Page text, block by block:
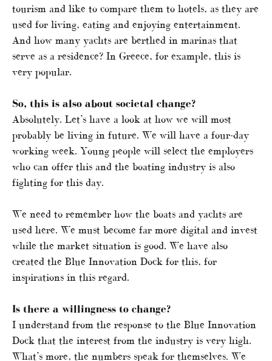
tourism and like to compare them to hotels, as they are
used for living, eating and enjoying entertainment.
And how many yachts are berthed in marinas that
serve as a residence? In Greece, for example, this is
very popular.
So, this is also about societal change?
Absolutely. Let’s have a look at how we will most
probably be living in future. We will have a four-day
working week. Young people will select the employers
who can offer this and the boating industry is also
fighting for this day.
We need to remember how the boats and yachts are
used here. We must become far more digital and invest
while the market situation is good. We have also
created the Blue Innovation Dock for this, for
inspirations in this regard.
Is there a willingness to change?
I understand from the response to the Blue Innovation
Dock that the interest from the industry is very high.
What’s more, the numbers speak for themselves. We